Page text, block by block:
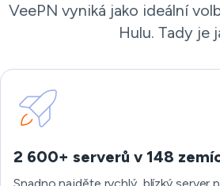
VeePN vyniká jako ideální
Hulu. Tady je
2 600+ serverů v 148